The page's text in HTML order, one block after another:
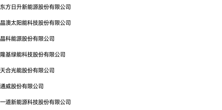
东方日升新能源股份有限公司
晶澳太阳能科技股份有限公司
晶科能源股份有限公司
隆基绿能科技股份有限公司
天合光能股份有限公司
通威股份有限公司
一道新能源科技股份有限公司